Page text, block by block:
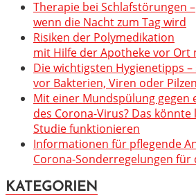
Therapie bei Schlafstörungen –
wenn die Nacht zum Tag wird
Risiken der Polymedikation
mit Hilfe der Apotheke vor Ort
Die wichtigsten Hygienetipps –
vor Bakterien, Viren oder Pilzen
Mit einer Mundspülung gegen
des Corona-Virus? Das
Studie funktionieren
Informationen für pflegende
Corona-Sonderregelungen für
KATEGORIEN